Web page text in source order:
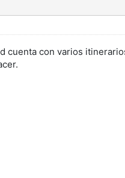
cuenta con varios